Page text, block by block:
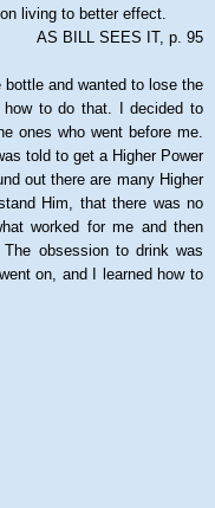
living to better effect.
AS BILL SEES IT, p. 95
and wanted to lose the
to do that. I decided to
ones who went before me.
told to get a Higher Power
out there are many Higher
Him, that there was no
worked for me and then
obsession to drink was
on, and I learned how to